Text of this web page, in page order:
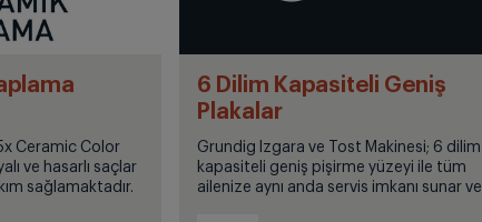
Ceramic Color
ve hasarlı saçlar
sağlamaktadır.
6 Dilim Kapasiteli Geniş
Plakalar
Grundig Izgara ve Tost Makinesi; 6 dilim
kapasiteli geniş pişirme yüzeyi ile tüm
ailenize aynı anda servis imkanı sunar ve